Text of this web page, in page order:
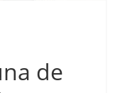
de